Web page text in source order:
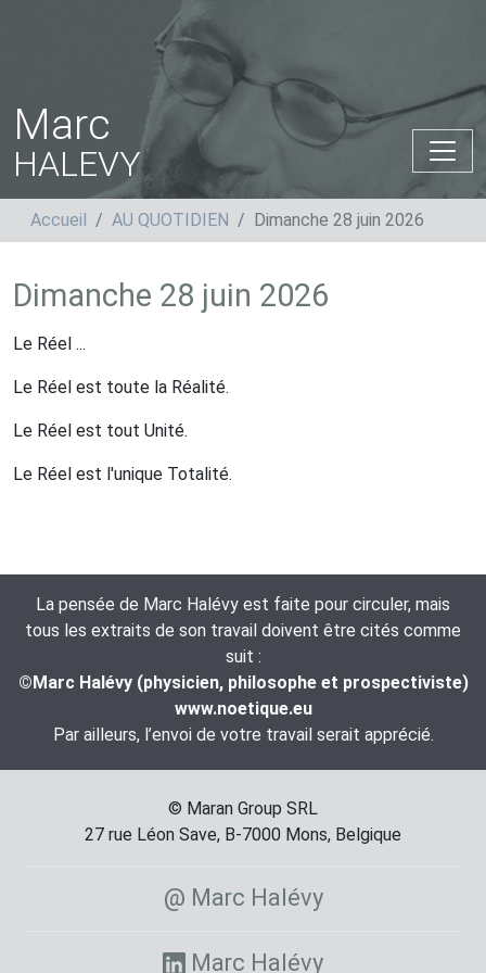
Marc
HALEVY
Accueil AU QUOTIDIEN Dimanche 28 juin 2026
Dimanche 28 juin 2026
Le Réel ...
Le Réel est toute la Réalité.
Le Réel est tout Unité.
Le Réel est l'unique Totalité.
La pensée de Marc Halévy est faite pour circuler, mais
tous les extraits de son travail doivent être cités comme
suit :
©Marc Halévy (physicien, philosophe et prospectiviste)
www.noetique.eu
Par ailleurs, l’envoi de votre travail serait apprécié.
© Maran Group SRL
27 rue Léon Save, B-7000 Mons, Belgique
@ Marc Halévy
Marc Halévy